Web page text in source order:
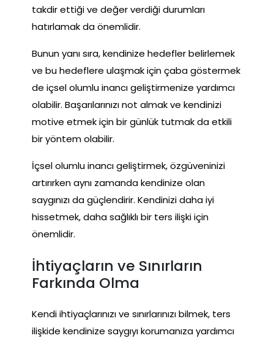
takdir ettiği ve değer verdiği durumları
hatırlamak da önemlidir.
Bunun yanı sıra, kendinize hedefler belirlemek
ve bu hedeflere ulaşmak için çaba göstermek
de içsel olumlu inancı geliştirmenize yardımcı
olabilir. Başarılarınızı not almak ve kendinizi
motive etmek için bir günlük tutmak da etkili
bir yöntem olabilir.
İçsel olumlu inancı geliştirmek, özgüveninizi
artırırken aynı zamanda kendinize olan
saygınızı da güçlendirir. Kendinizi daha iyi
hissetmek, daha sağlıklı bir ters ilişki için
önemlidir.
İhtiyaçların ve Sınırların
Farkında Olma
Kendi ihtiyaçlarınızı ve sınırlarınızı bilmek, ters
ilişkide kendinize saygıyı korumanıza yardımcı